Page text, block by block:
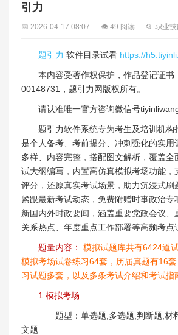
引力
📅 2026-04-17 08:07 👁 49 阅读 📂 职业
题引力 软件目录试看 https://
本内容受著作权保护，作品登记证书
00148731，题引力网版权所有。
请认准唯一官方咨询微信号
题引力软件系统专为考生及培训机构
是个人备考、考前提分、冲刺强化的实用
多样、内容完整，搭配图文解析，覆盖全
试大纲编写，内置高仿真模拟考场功能，
评分，还原真实考试场景，助力沉浸式刷
紧跟最新考试动态，免费附赠时事政治专
新国内外时政要闻，涵盖重要党政会议、
关系热点、年度重点工作部署等高频考点
题量内容： 模拟试题库共有6424道
模拟考场试卷练习64套，历届真题有16
习试题多套，以及多条考试介绍和考试指
1.模拟考场
题型：单选题,多选题,判断题,材
文题